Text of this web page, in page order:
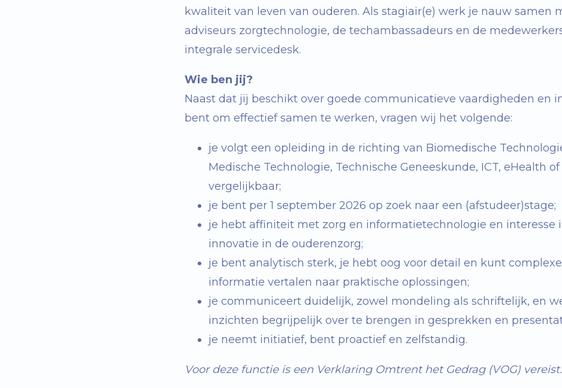
kwaliteit van leven van ouderen. Als stagiair(e) werk je nauw samen
adviseurs zorgtechnologie, de techambassadeurs en de
integrale servicedesk.
Wie ben jij?
Naast dat jij beschikt over goede communicatieve vaardigheden en
bent om effectief samen te werken, vragen wij het volgende:
je volgt een opleiding in de richting van Biomedische
Medische Technologie, Technische Geneeskunde, ICT, eHealth of
vergelijkbaar;
je bent per 1 september 2026 op zoek naar een (afstudeer)stage;
je hebt affiniteit met zorg en informatietechnologie en interesse
innovatie in de ouderenzorg;
je bent analytisch sterk, je hebt oog voor detail en kunt complexe
informatie vertalen naar praktische oplossingen;
je communiceert duidelijk, zowel mondeling als schriftelijk, en
inzichten begrijpelijk over te brengen in gesprekken en
je neemt initiatief, bent proactief en zelfstandig.
Voor deze functie is een Verklaring Omtrent het Gedrag (VOG) vereist.